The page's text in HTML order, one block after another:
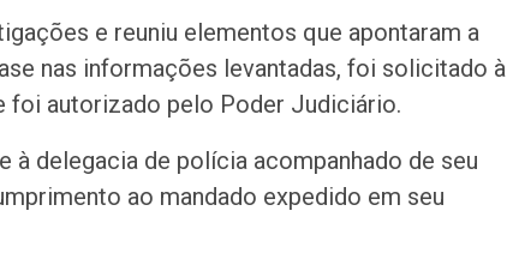
e reuniu elementos que apontaram a
nas informações levantadas, foi solicitado à
foi autorizado pelo Poder Judiciário.
à delegacia de polícia acompanhado de seu
ao mandado expedido em seu